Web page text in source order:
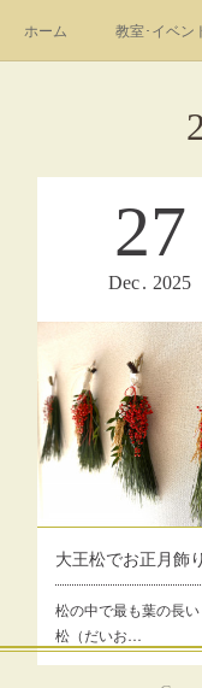
ホーム 教室･イベン
27
Dec 2025
松の中で最も葉の長
松（だいお…
プライバシー